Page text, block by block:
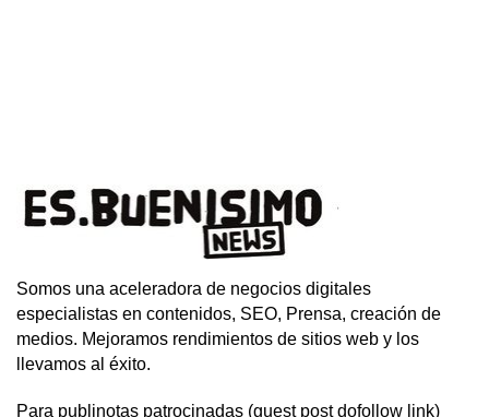
Somos una aceleradora de negocios digitales
especialistas en contenidos, SEO, Prensa, creación de
medios. Mejoramos rendimientos de sitios web y los
llevamos al éxito.
Para publinotas patrocinadas (guest post dofollow link)